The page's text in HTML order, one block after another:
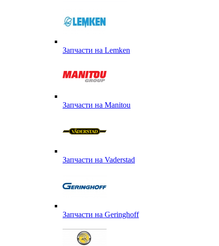
Запчасти на Lemken
Запчасти на Manitou
Запчасти на Vaderstad
Запчасти на Geringhoff